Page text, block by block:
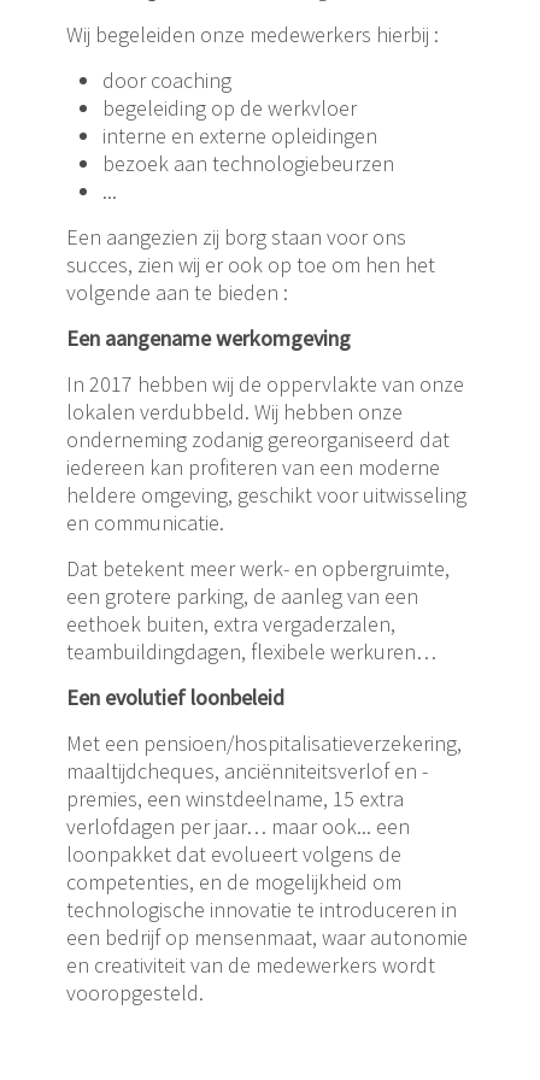
Wij begeleiden onze medewerkers hierbij :
door coaching
begeleiding op de werkvloer
interne en externe opleidingen
bezoek aan technologiebeurzen
...
Een aangezien zij borg staan voor ons
succes, zien wij er ook op toe om hen het
volgende aan te bieden :
Een aangename werkomgeving
In 2017 hebben wij de oppervlakte van onze
lokalen verdubbeld. Wij hebben onze
onderneming zodanig gereorganiseerd dat
iedereen kan profiteren van een moderne
heldere omgeving, geschikt voor uitwisseling
en communicatie.
Dat betekent meer werk- en opbergruimte,
een grotere parking, de aanleg van een
eethoek buiten, extra vergaderzalen,
teambuildingdagen, flexibele werkuren…
Een evolutief loonbeleid
Met een pensioen/hospitalisatieverzekering,
maaltijdcheques, anciënniteitsverlof en -
premies, een winstdeelname, 15 extra
verlofdagen per jaar… maar ook... een
loonpakket dat evolueert volgens de
competenties, en de mogelijkheid om
technologische innovatie te introduceren in
een bedrijf op mensenmaat, waar autonomie
en creativiteit van de medewerkers wordt
vooropgesteld.